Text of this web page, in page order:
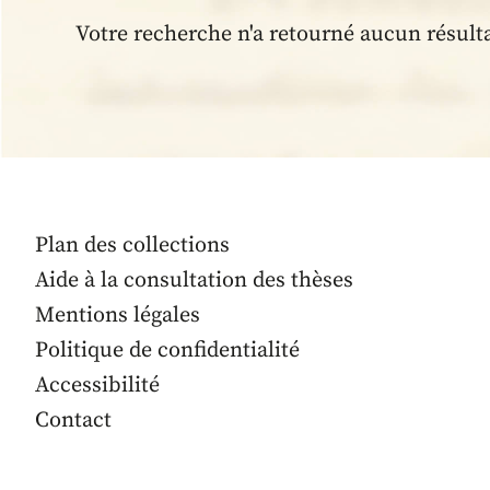
Votre recherche n'a retourné aucun
Plan des collections
Aide à la consultation des thèses
Mentions légales
Politique de confidentialité
Accessibilité
Contact